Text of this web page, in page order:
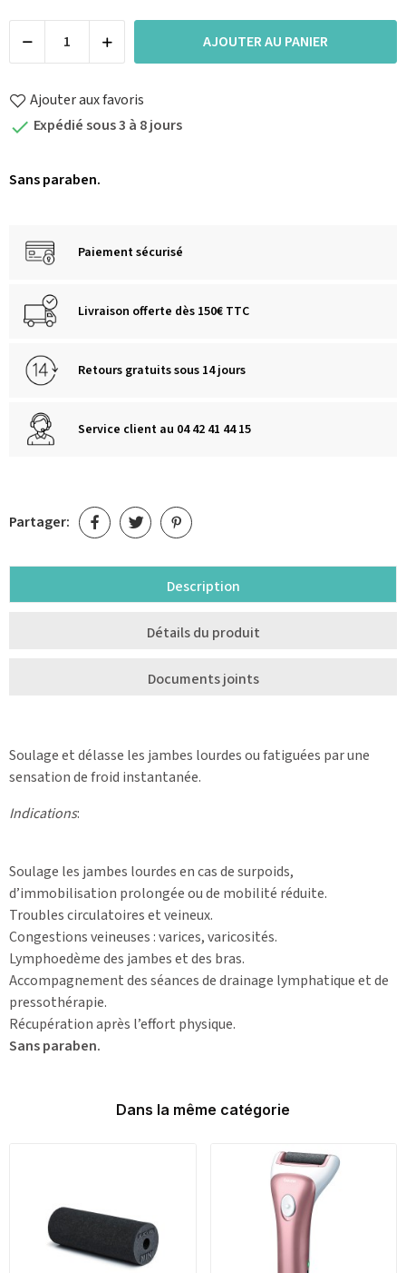
AJOUTER AU PANIER
Ajouter aux favoris
 Expédié sous 3 à 8 jours
Sans paraben.
Paiement sécurisé
Livraison offerte dès 150€ TTC
Retours gratuits sous 14 jours
Service client au 04 42 41 44 15
Partager:
Description
Détails du produit
Documents joints
Soulage et délasse les jambes lourdes ou fatiguées par une
sensation de froid instantanée.
Indications:
Soulage les jambes lourdes en cas de surpoids,
d’immobilisation prolongée ou de mobilité réduite.
Troubles circulatoires et veineux.
Congestions veineuses : varices, varicosités.
Lymphoedème des jambes et des bras.
Accompagnement des séances de drainage lymphatique et de
pressothérapie.
Récupération après l’effort physique.
Sans paraben.
Dans la même catégorie